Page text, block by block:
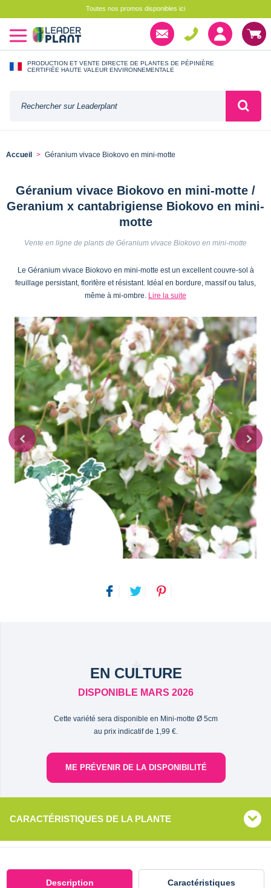
Toutes nos promos disponibles ici
PRODUCTION ET VENTE DIRECTE DE PLANTES DE PÉPINIÈRE
CERTIFIÉE HAUTE VALEUR ENVIRONNEMENTALE
Accueil Géranium vivace Biokovo en mini-motte
Géranium vivace Biokovo en mini-motte /
Geranium x cantabrigiense Biokovo en mini-
motte
Vente en ligne de plants de Géranium vivace Biokovo en mini-motte
Le Géranium vivace Biokovo en mini-motte est un excellent couvre-sol à
feuillage persistant, florifère et résistant. Idéal en bordure, massif ou talus,
même à mi-ombre. Lire la suite
EN CULTURE
DISPONIBLE MARS 2026
Cette variété sera disponible en Mini-motte Ø 5cm
au prix indicatif de 1,99 €.
ME PRÉVENIR DE LA DISPONIBILITÉ
CARACTÉRISTIQUES DE LA PLANTE
Description Caractéristiques